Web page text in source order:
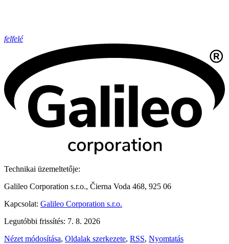
felfelé
Technikai üzemeltetője:
Galileo Corporation s.r.o., Čierna Voda 468, 925 06
Kapcsolat: Galileo Corporation s.r.o.
Legutóbbi frissítés: 7. 8. 2026
Nézet módosítása, Oldalak szerkezete, RSS, Nyomtatás